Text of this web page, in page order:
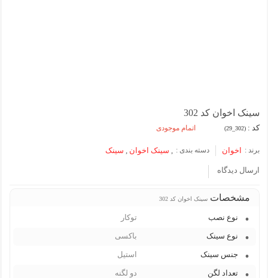
سینک اخوان کد 302
کد : (302_29) اتمام موجودی
برند : اخوان دسته بندی : , سینک اخوان , سینک
ارسال دیدگاه
مشخصات سینک اخوان کد 302
نوع نصب توکار
نوع سینک باکسی
جنس سینک استیل
تعداد لگن دو لگنه